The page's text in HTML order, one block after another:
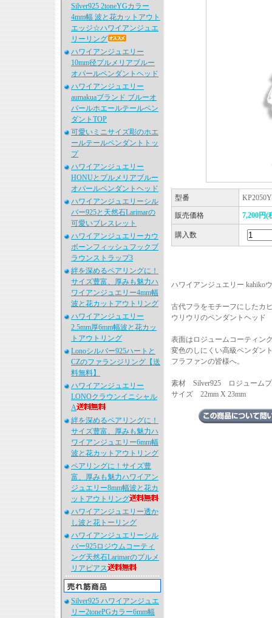
Silver925 2toneYGカラー
4mm幅 波と花カットアウト
エッジ☆ハワイアンジュエ
リーリング
ハワイアンジュエリー
10mm径プルメリアブルー
オパールペンダントヘッド
ハワイアンジュエリー
aumakuaブランド ブルーオ
パールホエールテールペン
ダントTOP
可愛いミニサイズ彫のホエ
ールテールペンダントトッ
プ
ハワイアンジュエリー
HONUとプルメリアブルー
オパールペンダントヘッド
ハワイアンジュエリーシル
バー925と天然石Larimarの
可愛いブレスレット
ハワイアンジュエリーカウ
ボーンフィッシュフックブ
ラウンストラップ3
絆を深めるペアリングに！
サイズ豊富、厚みも魅力ハ
ワイアンジュエリー4mm幅
波と花カットアウトリング
ハワイアンジュエリー
2.5mm厚6mm幅波と花カッ
トアウトリング
Lonoシルバー925ハートと
CZのファランジリング【送
料無料】
ハワイアンジュエリー
LONOクラウンイニシャル
A
絆を深めるペアリングに！
サイズ豊富、厚みも魅力ハ
ワイアンジュエリー6mm幅
波と花カットアウトリング
ペアリングに！サイズ豊
富、厚みも魅力ハワイアン
ジュエリー8mm幅波と花カ
ットアウトリング
ハワイアンジュエリー透か
し波と花トーリング
ハワイアンジュエリーシル
バー925ロジウムコーティ
ング天然石Larimarのプルメ
リアピアス
Silver925 ハワイアンジュエ
リー2tonePGカラー6mm幅
型番 KP2050Y
販売価格 7,200円(
購入数
ハワイアンジュエリー kahiko
古代フラをモチーフにしたカ
ウリウリのペンダントヘッド
表面はロジュームコーティン
変色のしにくい高級ペンダン
フラファンの皆様へ。
素材 Silver925 ロジュームプ
サイズ 22mm X 23mm